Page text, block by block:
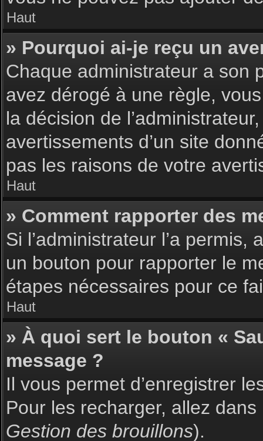
Haut
» Pourquoi ai-je reçu un
Chaque administrateur a son
avez dérogé à une règle,
la décision de
avertissements d’un site
pas les raisons de votre
Haut
» Comment rapporter des
Si l’administrateur l’a
un bouton pour rapporter le
étapes nécessaires pour ce
Haut
» À quoi sert le bouton «
message ?
Il vous permet d’enregistrer
Pour les recharger, allez
Gestion des brouillons).